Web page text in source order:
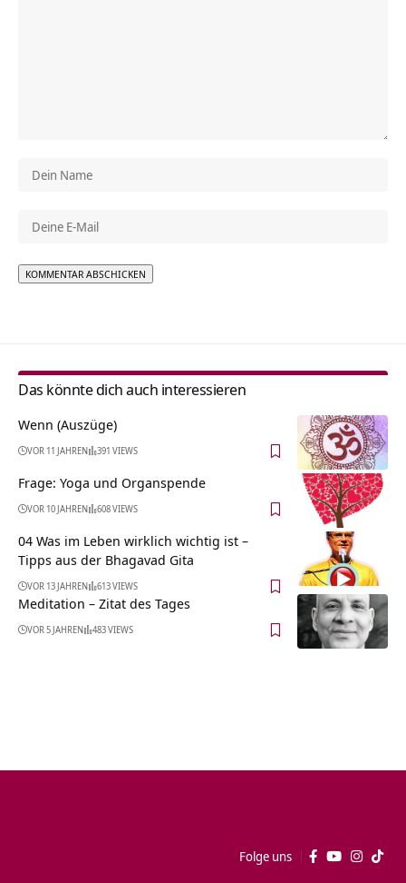
Das könnte dich auch interessieren
Wenn (Auszüge)
VOR 11 JAHREN 391 VIEWS
Frage: Yoga und Organspende
VOR 10 JAHREN 608 VIEWS
04 Was im Leben wirklich wichtig ist –
Tipps aus der Bhagavad Gita
VOR 13 JAHREN 613 VIEWS
Meditation – Zitat des Tages
VOR 5 JAHREN 483 VIEWS
Folge uns